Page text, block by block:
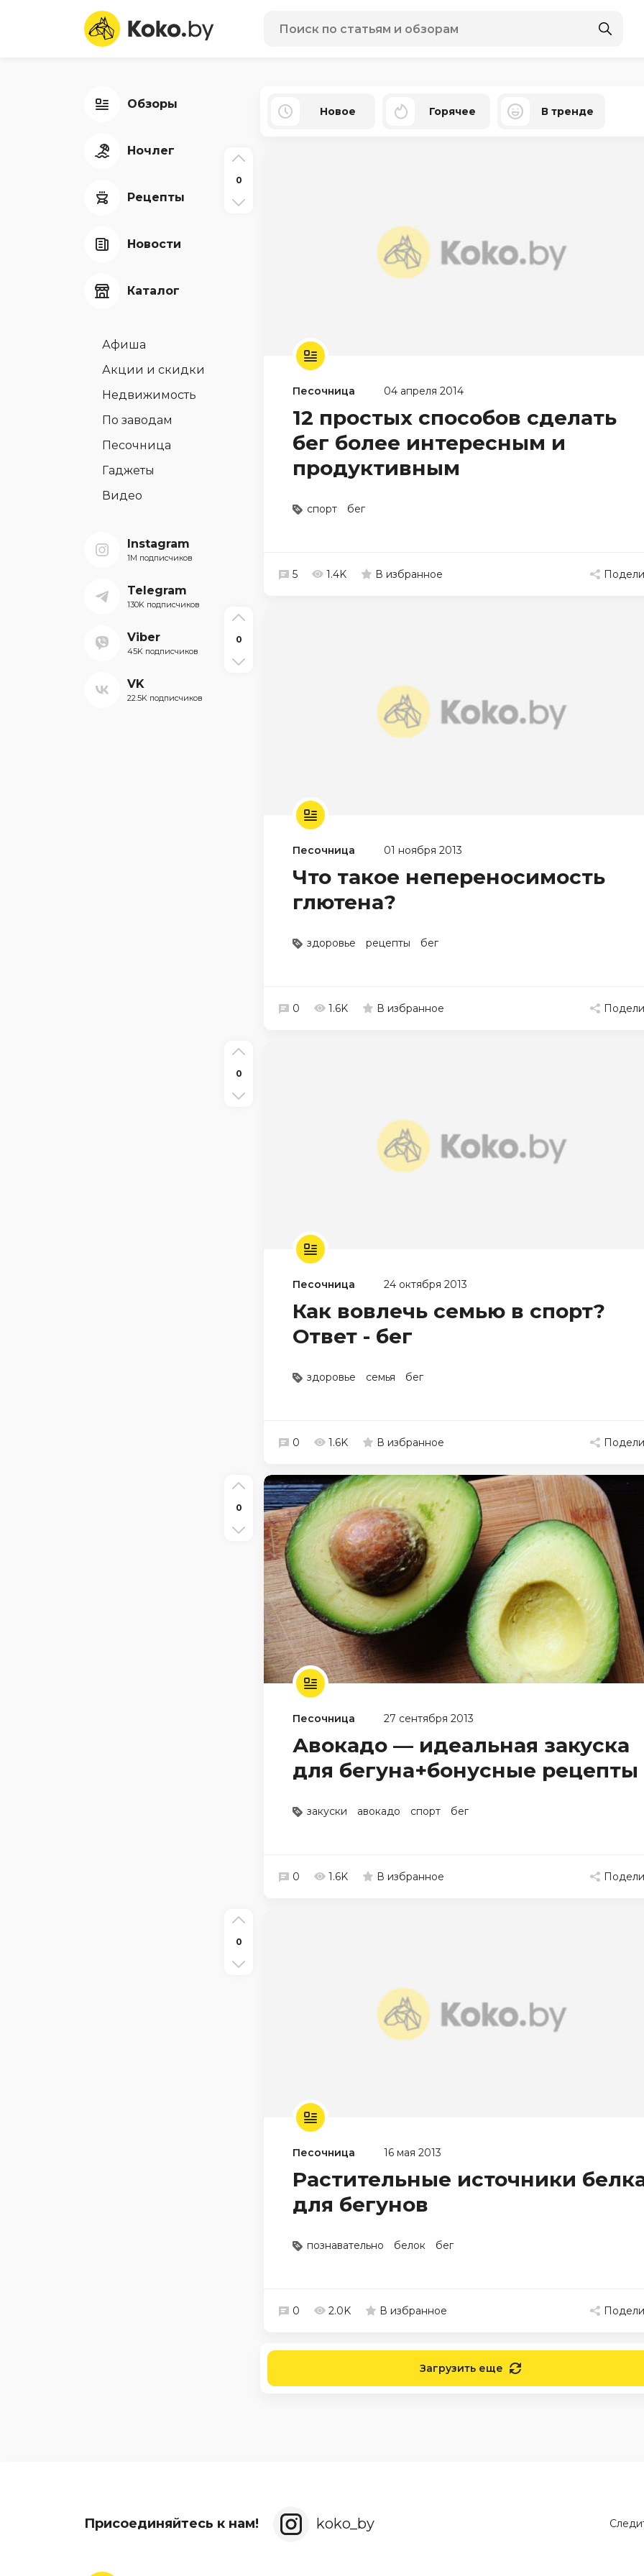
Обзоры
Ночлег
Рецепты
Новости
Каталог
Афиша
Акции и скидки
Недвижимость
По заводам
Песочница
Гаджеты
Видео
Instagram
1M подписчиков
Telegram
130K подписчиков
Viber
45K подписчиков
VK
22.5K подписчиков
Новое Горячее В тренде
0
Песочница 04 апреля 2014
12 простых способов сделать
бег более интересным и
продуктивным
спорт бег
5 1.4K В избранное
0
Песочница 01 ноября 2013
Что такое непереносимость
глютена?
здоровье рецепты бег
0 1.6K В избранное
0
Песочница 24 октября 2013
Как вовлечь семью в спорт?
Ответ - бег
здоровье семья бег
0 1.6K В избранное
0
Песочница 27 сентября 2013
Авокадо — идеальная закуска
для бегуна+бонусные рецепты
закуски авокадо спорт бег
0 1.6K В избранное
0
Песочница 16 мая 2013
Растительные источники
для бегунов
познавательно белок бег
0 2.0K В избранное
Загрузить еще
Присоединяйтесь к нам! koko_by